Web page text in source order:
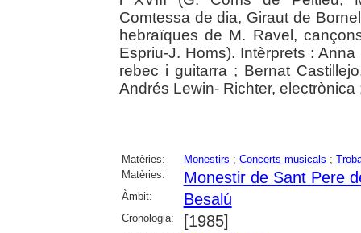
Comtessa de dia, Giraut de
hebraïques de M. Ravel,
Espriu-J. Homs). Intèrprets :
rebec i guitarra ; Bernat
Andrés Lewin- Richter, electrònica
Matèries: Monestirs ; Concerts musicals ;
Matèries:
Monestir de Sant Pere
Àmbit: Besalú
Cronologia: [1985]